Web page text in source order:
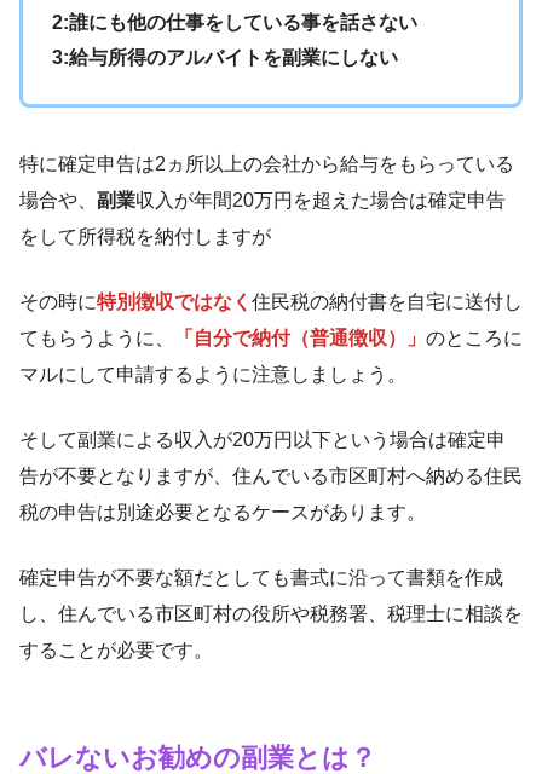
2:誰にも他の仕事をしている事を話さない
3:給与所得のアルバイトを副業にしない
特に確定申告は2ヵ所以上の会社から給与をもらっている
場合や、 副業収入が年間20万円を超えた場合は確定申告
をして所得税を納付しますが
その時に特別徴収ではなく 住民税の納付書を自宅に送付し
てもらうように、
「自分で納付（普通徴収）」 のところに
マルにして申請するように注意しましょう。
そして副業による収入が20万円以下という場合は確定申
告が不要となりますが、住んでいる市区町村へ納める住民
税の申告は別途必要となるケースがあります。
確定申告が不要な額だとしても書式に沿って書類を作成
し、住んでいる市区町村の役所や税務署、税理士に相談を
することが必要です。
バレないお勧めの副業とは？